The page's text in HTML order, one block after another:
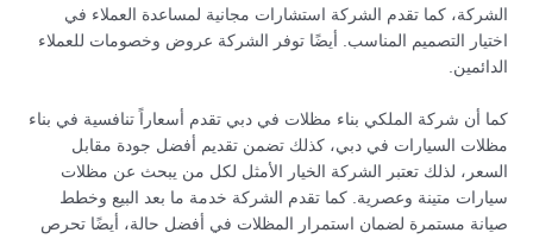
الشركة، كما تقدم الشركة استشارات مجانية لمساعدة العملاء في
اختيار التصميم المناسب. أيضًا توفر الشركة عروض وخصومات للعملاء
الدائمين.
كما أن شركة الملكي بناء مظلات في دبي تقدم أسعاراً تنافسية في بناء
مظلات السيارات في دبي، كذلك تضمن تقديم أفضل جودة مقابل
السعر، لذلك تعتبر الشركة الخيار الأمثل لكل من يبحث عن مظلات
سيارات متينة وعصرية. كما تقدم الشركة خدمة ما بعد البيع وخطط
صيانة مستمرة لضمان استمرار المظلات في أفضل حالة، أيضًا تحرص